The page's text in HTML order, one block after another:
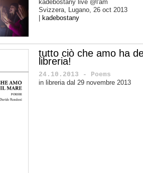
kadebostany live @l'am
Svizzera, Lugano, 26 oct 2013
kadebostany
tutto ciò che amo ha
libreria!
24.10.2013 - Poems
in libreria dal 29 novembre 2013